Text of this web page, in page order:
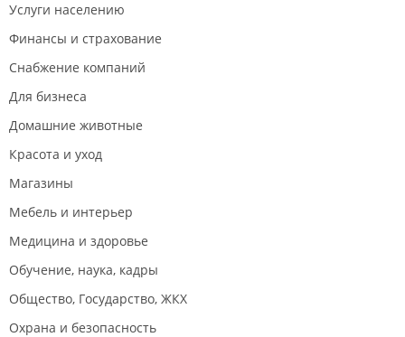
относится к процедуре регистрации ООО и
подаётся в течение месяца с даты регистрации
становится на ОСНО. Всем, кому нужна наша
помощь и все, кто готовы и хотят слышать
После Вашего прецедента, мы ввели письменное
подтверждение от клиентов, кому не нужна наша
Услуги населению
Финансы и страхование
Снабжение компаний
Для бизнеса
Домашние животные
Красота и уход
Магазины
Мебель и интерьер
Медицина и здоровье
Обучение, наука, кадры
Общество, Государство, ЖКХ
Охрана и безопасность